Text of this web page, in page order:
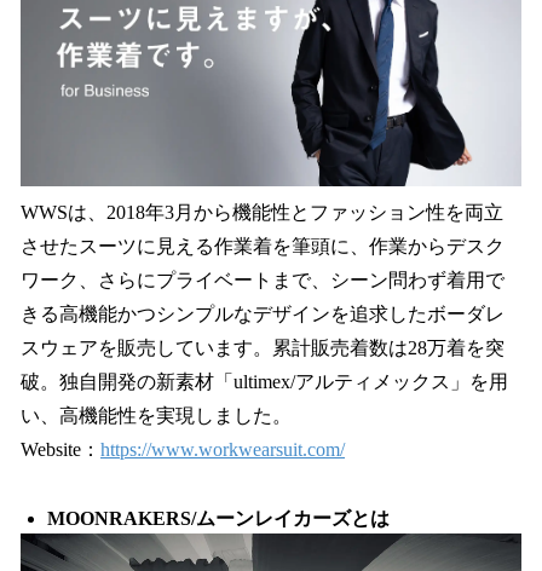
WWSは、2018年3月から機能性とファッション性を両立
させたスーツに見える作業着を筆頭に、作業からデスク
ワーク、さらにプライベートまで、シーン問わず着用で
きる高機能かつシンプルなデザインを追求したボーダレ
スウェアを販売しています。累計販売着数は28万着を突
破。独自開発の新素材「ultimex/アルティメックス」を用
い、高機能性を実現しました。
Website： https://www.workwearsuit.com/
MOONRAKERS/ムーンレイカーズとは